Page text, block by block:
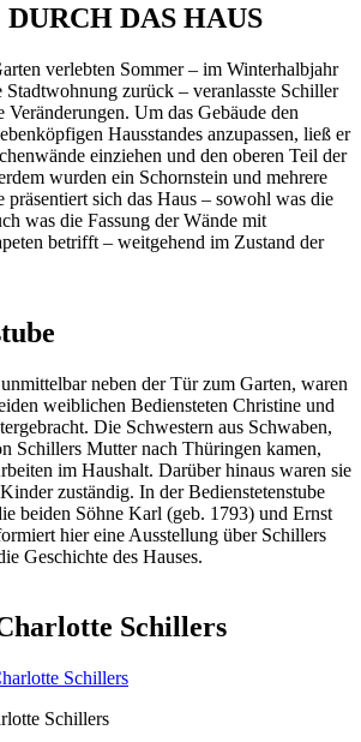
DAS HAUS
verlebten Sommer – im Winterhalbjahr
zurück – veranlasste Schiller
Veränderungen. Um das Gebäude den
Hausstandes anzupassen, ließ er
einziehen und den oberen Teil der
wurden ein Schornstein und mehrere
präsentiert sich das Haus – sowohl was die
was die Fassung der Wände mit
betrifft – weitgehend im Zustand der
neben der Tür zum Garten, waren
weiblichen Bediensteten Christine und
Die Schwestern aus Schwaben,
Schillers Mutter nach Thüringen kamen,
im Haushalt. Darüber hinaus waren sie
zuständig. In der Bedienstetenstube
beiden Söhne Karl (geb. 1793) und Ernst
hier eine Ausstellung über Schillers
Geschichte des Hauses.
Schillers
Schillers